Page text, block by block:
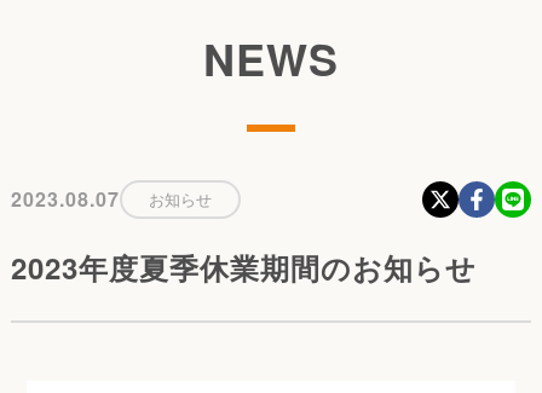
NEWS
2023.08.07 お知らせ
2023年度夏季休業期間のお知らせ